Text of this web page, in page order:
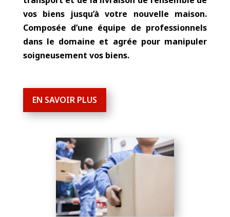
Entreprise de déménagement à Saint-
Cyprien,Mobigardese charge pour vous du
transport et de la livraison de l’ensemble de
vos biens jusqu’à votre nouvelle maison.
soigneusement vos biens.
EN SAVOIR PLUS